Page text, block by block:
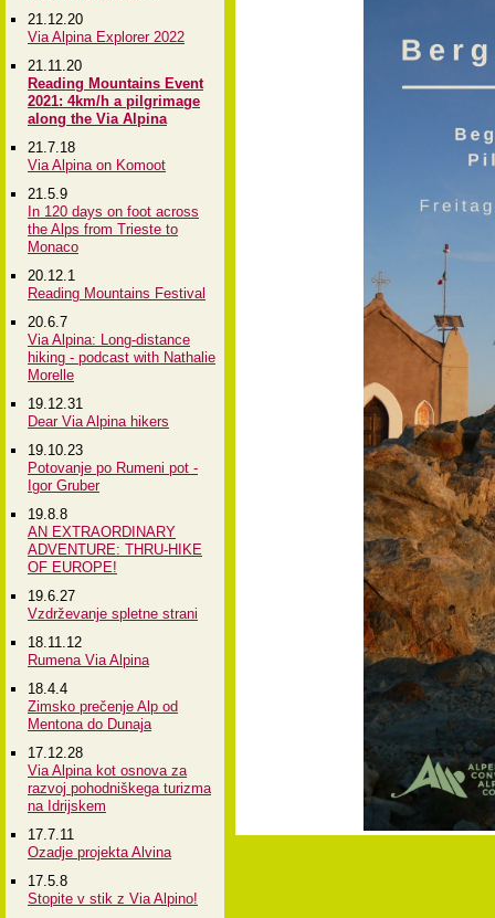
21.12.20
Via Alpina Explorer 2022
21.11.20
Reading Mountains Event
2021: 4km/h a pilgrimage
along the Via Alpina
21.7.18
Via Alpina on Komoot
21.5.9
In 120 days on foot across
the Alps from Trieste to
Monaco
20.12.1
Reading Mountains Festival
20.6.7
Via Alpina: Long-distance
hiking - podcast with Nathalie
Morelle
19.12.31
Dear Via Alpina hikers
19.10.23
Potovanje po Rumeni pot -
Igor Gruber
19.8.8
AN EXTRAORDINARY
ADVENTURE: THRU-HIKE
OF EUROPE!
19.6.27
Vzdrževanje spletne strani
18.11.12
Rumena Via Alpina
18.4.4
Zimsko prečenje Alp od
Mentona do Dunaja
17.12.28
Via Alpina kot osnova za
razvoj pohodniškega turizma
na Idrijskem
17.7.11
Ozadje projekta Alvina
17.5.8
Stopite v stik z Via Alpino!